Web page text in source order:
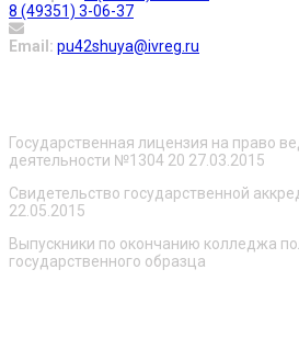
8 (49351) 3-06-37
Email: pu42shuya@ivreg.ru
Государственная лицензия на право
деятельности №1304 20 27.03.2015
Свидетельство государственной
22.05.2015
Выпускники по окончанию колледжа
государственного образца